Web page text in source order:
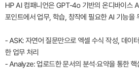
HP AI 컴패니언은 GPT-4o 기반의 온디바이스
포인트에서 업무, 학습, 창작에 필요한 AI 기능을
- ASK: 자연어 질문만으로 엑셀 수식 작성, 데이
한 업무 처리
- Analyze: 업로드한 문서의 분석·요약을 통한